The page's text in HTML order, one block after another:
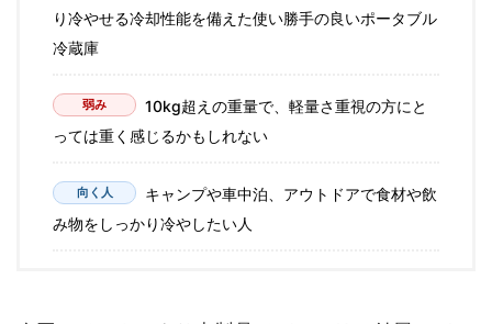
り冷やせる冷却性能を備えた使い勝手の良いポータブル
冷蔵庫
弱み
10kg超えの重量で、軽量さ重視の方にと
っては重く感じるかもしれない
向く人
キャンプや車中泊、アウトドアで食材や飲
み物をしっかり冷やしたい人